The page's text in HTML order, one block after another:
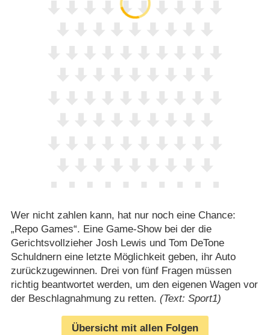
Wer nicht zahlen kann, hat nur noch eine Chance:
„Repo Games“. Eine Game-Show bei der die
Gerichtsvollzieher Josh Lewis und Tom DeTone
Schuldnern eine letzte Möglichkeit geben, ihr Auto
zurückzugewinnen. Drei von fünf Fragen müssen
richtig beantwortet werden, um den eigenen Wagen vor
der Beschlagnahmung zu retten. (Text: Sport1)
Übersicht mit allen Folgen